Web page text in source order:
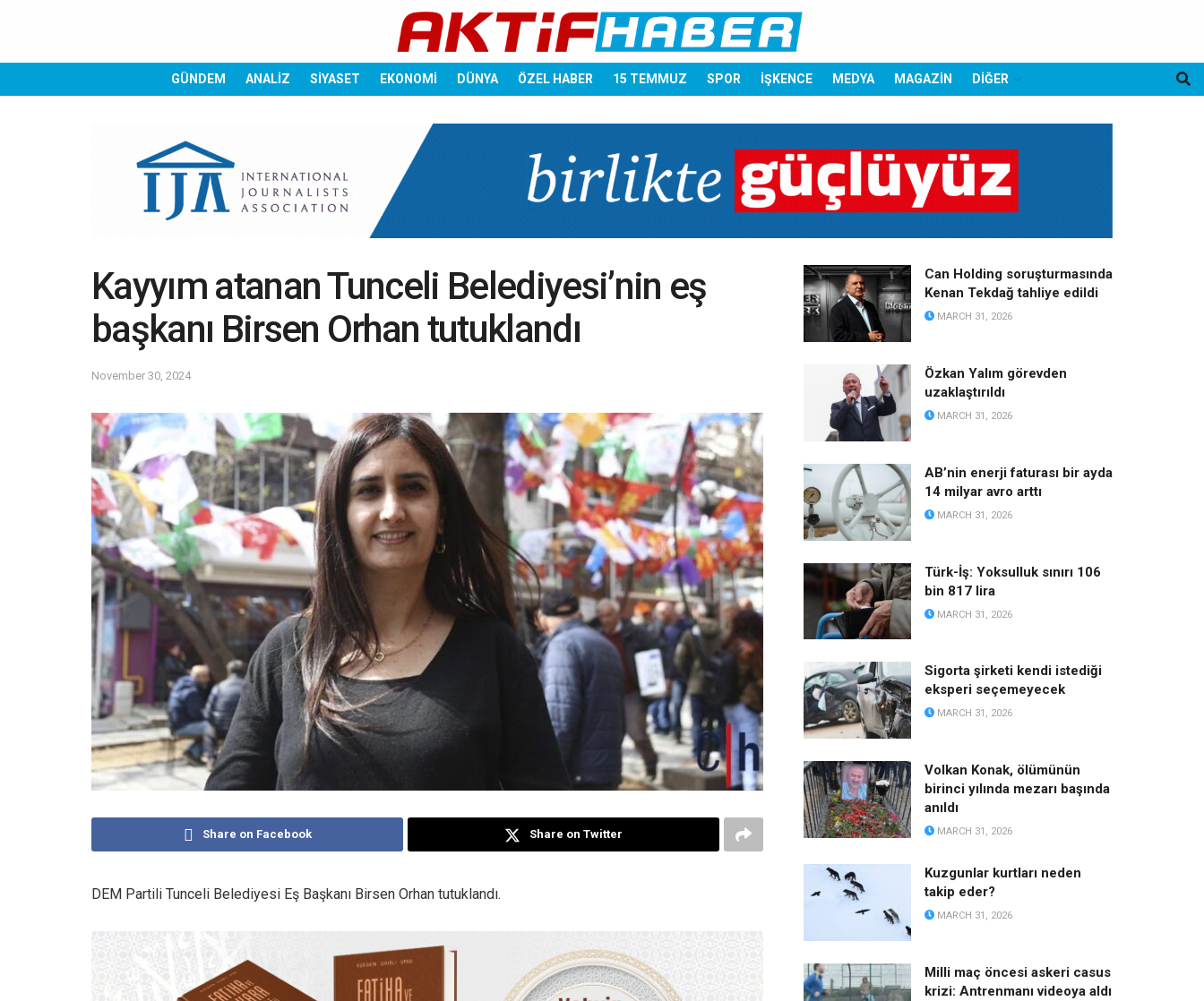
GÜNDEM ANALİZ SİYASET EKONOMİ DÜNYA ÖZEL HABER 15 TEMMUZ SPOR İŞKENCE MEDYA MAGAZİN DİĞER
Kayyım atanan Tunceli Belediyesi’nin eş
başkanı Birsen Orhan tutuklandı
November 30, 2024
Share on Facebook Share on Twitter
DEM Partili Tunceli Belediyesi Eş Başkanı Birsen Orhan tutuklandı.
Can Holding soruşturmasında
Kenan Tekdağ tahliye edildi
MARCH 31, 2026
Özkan Yalım görevden
uzaklaştırıldı
MARCH 31, 2026
AB’nin enerji faturası bir ayda
14 milyar avro arttı
MARCH 31, 2026
Türk-İş: Yoksulluk sınırı 106
bin 817 lira
MARCH 31, 2026
Sigorta şirketi kendi istediği
eksperi seçemeyecek
MARCH 31, 2026
Volkan Konak, ölümünün
birinci yılında mezarı başında
anıldı
MARCH 31, 2026
Kuzgunlar kurtları neden
takip eder?
MARCH 31, 2026
Milli maç öncesi askeri casus
krizi: Antrenmanı videoya aldı